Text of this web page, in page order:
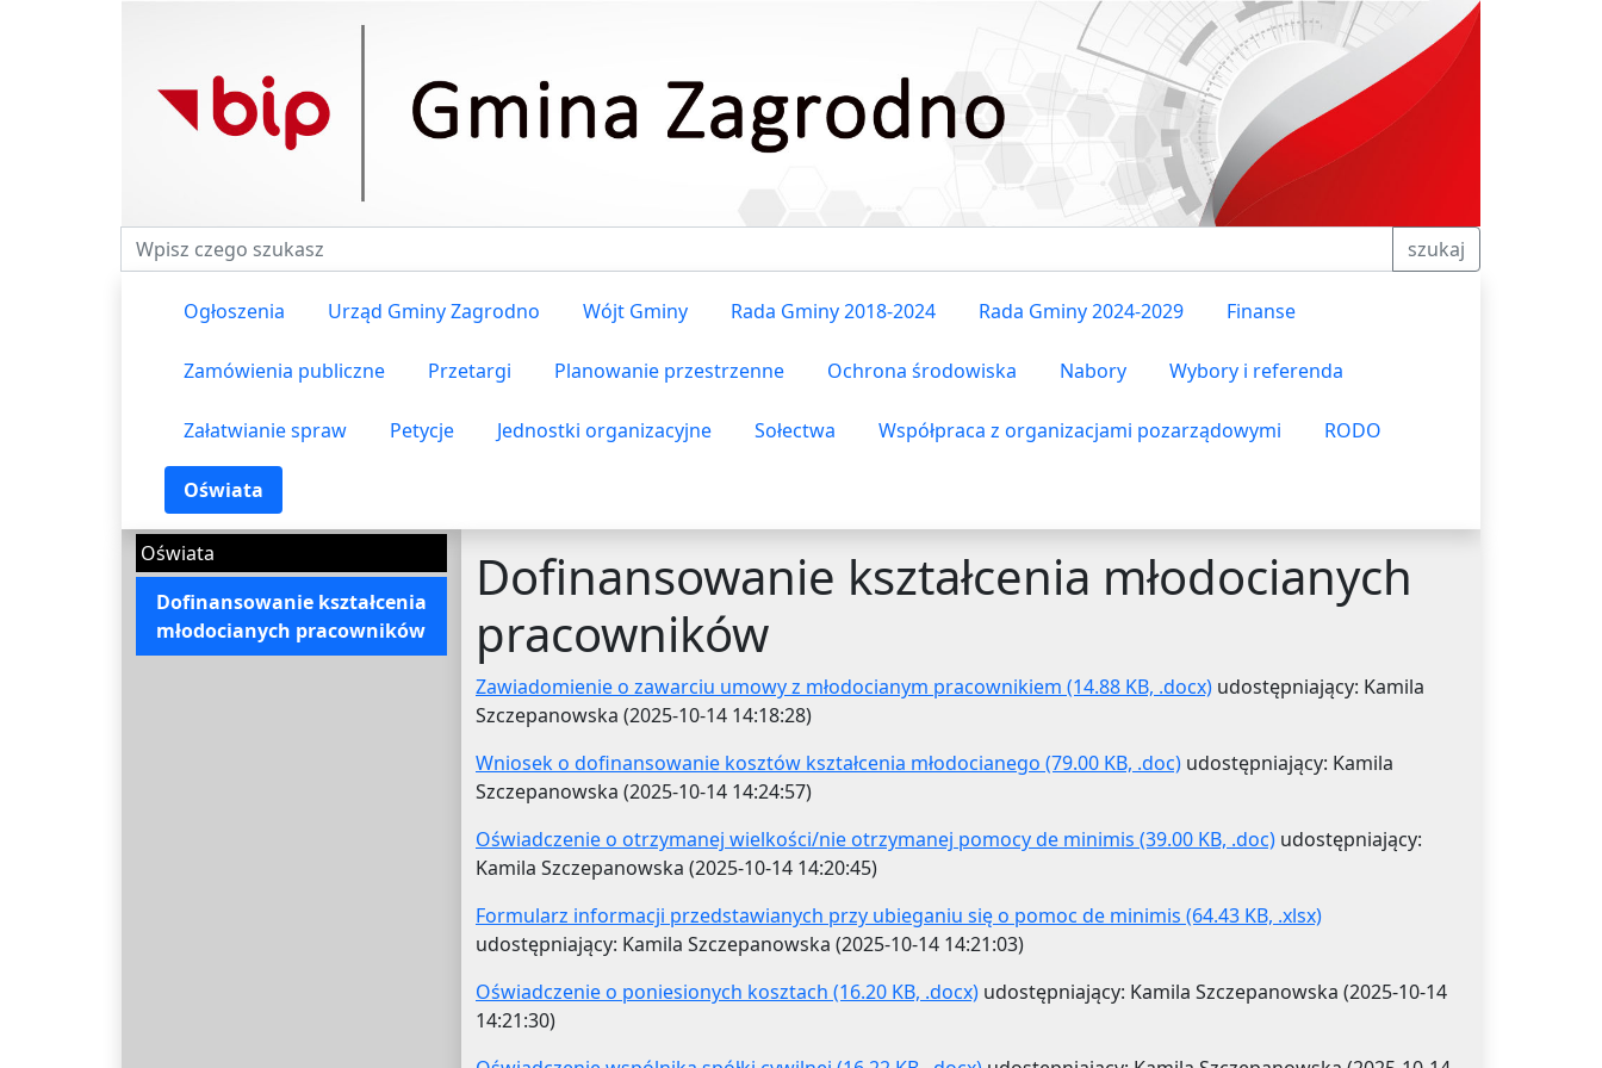
Fraza do wyszukiwania szukaj
Ogłoszenia Urząd Gminy Zagrodno Wójt Gminy Rada Gminy 2018-2024 Rada Gminy 2024-2029 Finanse
Zamówienia publiczne Przetargi Planowanie przestrzenne Ochrona środowiska Nabory Wybory i referenda
Załatwianie spraw Petycje Jednostki organizacyjne Sołectwa Współpraca z organizacjami pozarządowymi RODO
Oświata
Oświata
Dofinansowanie kształcenia
młodocianych pracowników
Dofinansowanie kształcenia młodocianych
pracowników
Zawiadomienie o zawarciu umowy z młodocianym pracownikiem (14.88 KB, .docx) udostępniający: Kamila
Szczepanowska (2025-10-14 14:18:28)
Wniosek o dofinansowanie kosztów kształcenia młodocianego (79.00 KB, .doc) udostępniający: Kamila
Szczepanowska (2025-10-14 14:24:57)
Oświadczenie o otrzymanej wielkości/nie otrzymanej pomocy de minimis (39.00 KB, .doc) udostępniający:
Kamila Szczepanowska (2025-10-14 14:20:45)
Formularz informacji przedstawianych przy ubieganiu się o pomoc de minimis (64.43 KB, .xlsx)
udostępniający: Kamila Szczepanowska (2025-10-14 14:21:03)
Oświadczenie o poniesionych kosztach (16.20 KB, .docx) udostępniający: Kamila Szczepanowska (2025-10-14
14:21:30)